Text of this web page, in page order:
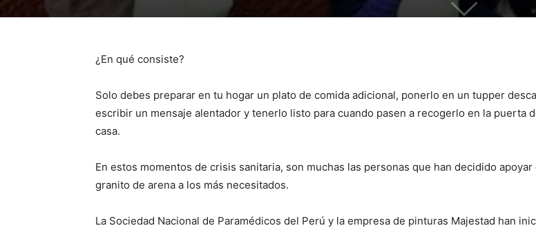
¿En qué consiste?
Solo debes preparar en tu hogar un plato de comida adicional, ponerlo en un tupper
escribir un mensaje alentador y tenerlo listo para cuando pasen a recogerlo en la puerta
casa.
En estos momentos de crisis sanitaria, son muchas las personas que han decidido apoyar
granito de arena a los más necesitados.
La Sociedad Nacional de Paramédicos del Perú y la empresa de pinturas Majestad han